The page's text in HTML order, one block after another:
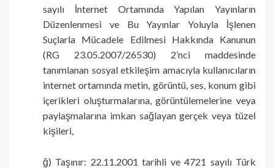
sayılı İnternet Ortamında Yapılan Yayınların
Düzenlenmesi ve Bu Yayınlar Yoluyla İşlenen
Suçlarla Mücadele Edilmesi Hakkında Kanunun
(RG 23.05.2007/26530) 2’nci maddesinde
tanımlanan sosyal etkileşim amacıyla kullanıcıların
internet ortamında metin, görüntü, ses, konum gibi
içerikleri oluşturmalarına, görüntülemelerine veya
paylaşmalarına imkan sağlayan gerçek veya tüzel
kişileri,
ğ) Taşınır: 22.11.2001 tarihli ve 4721 sayılı Türk